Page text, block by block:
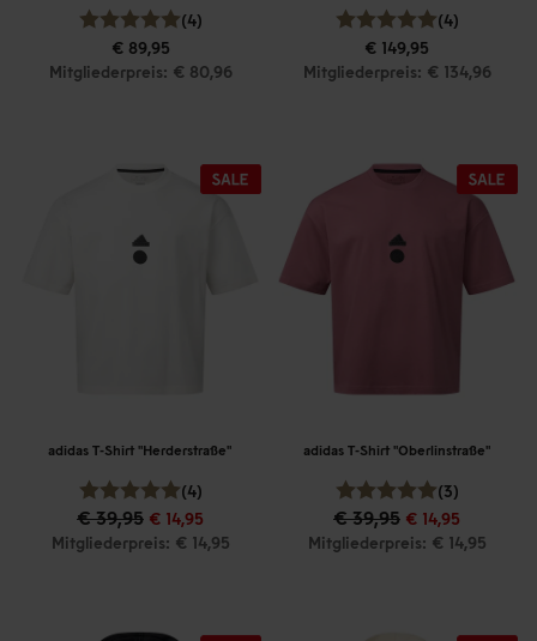
(4)
€ 89,95
Mitgliederpreis: € 80,96
(4)
€ 149,95
Mitgliederpreis: € 134,96
adidas T-Shirt "Herderstraße"
(4)
€ 39,95 € 14,95
Mitgliederpreis: € 14,95
adidas T-Shirt "Oberlinstraße"
(3)
€ 39,95 € 14,95
Mitgliederpreis: € 14,95